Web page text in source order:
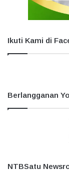
Ikuti Kami di
Berlangganan
NTBSatu